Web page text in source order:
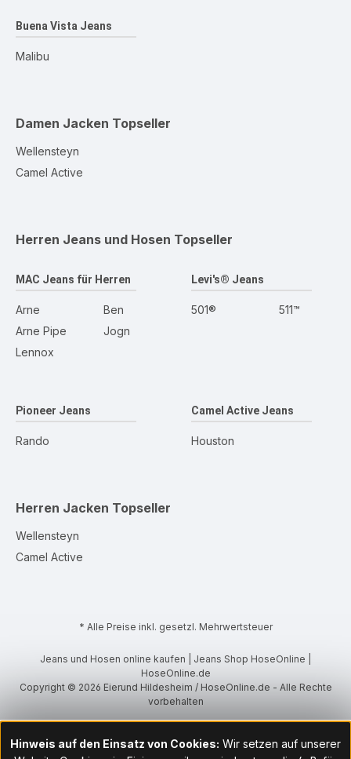
Buena Vista Jeans
Malibu
Damen Jacken Topseller
Wellensteyn
Camel Active
Herren Jeans und Hosen Topseller
MAC Jeans für Herren
Arne
Arne Pipe
Lennox
Ben
Jogn
Levi's® Jeans
501® 511™
Pioneer Jeans
Rando
Camel Active Jeans
Houston
Herren Jacken Topseller
Wellensteyn
Camel Active
* Alle Preise inkl. gesetzl. Mehrwertsteuer
Jeans und Hosen online kaufen | Jeans Shop HoseOnline |
HoseOnline.de
Copyright © 2026 Eierund Hildesheim / HoseOnline.de - Alle Rechte
vorbehalten
Hinweis auf den Einsatz von Cookies: Wir setzen auf unserer